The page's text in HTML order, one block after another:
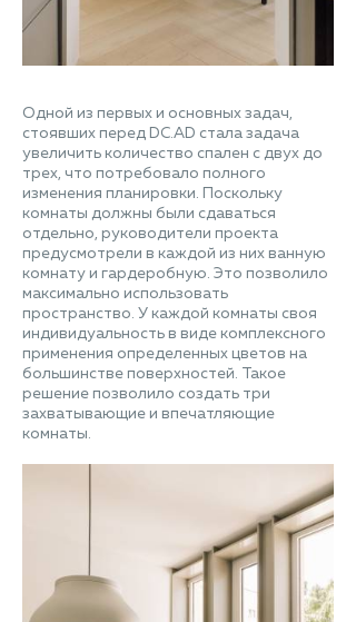
Одной из первых и основных задач,
стоявших перед DC.AD стала задача
увеличить количество спален с двух до
трех, что потребовало полного
изменения планировки. Поскольку
комнаты должны были сдаваться
отдельно, руководители проекта
предусмотрели в каждой из них ванную
комнату и гардеробную. Это позволило
максимально использовать
пространство. У каждой комнаты своя
индивидуальность в виде комплексного
применения определенных цветов на
большинстве поверхностей. Такое
решение позволило создать три
захватывающие и впечатляющие
комнаты.